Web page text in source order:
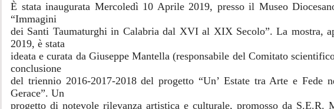
È stata inaugurata Mercoledì 10 Aprile 2019, presso il Museo
“Immagini
dei Santi Taumaturghi in Calabria dal XVI al XIX Secolo”. La mostra,
2019, è stata
ideata e curata da Giuseppe Mantella (responsabile del Comitato
conclusione
del triennio 2016-2017-2018 del progetto “Un’ Estate tra Arte e Fede
Gerace”. Un
progetto di notevole rilevanza artistica e culturale, promosso da S.E.R.